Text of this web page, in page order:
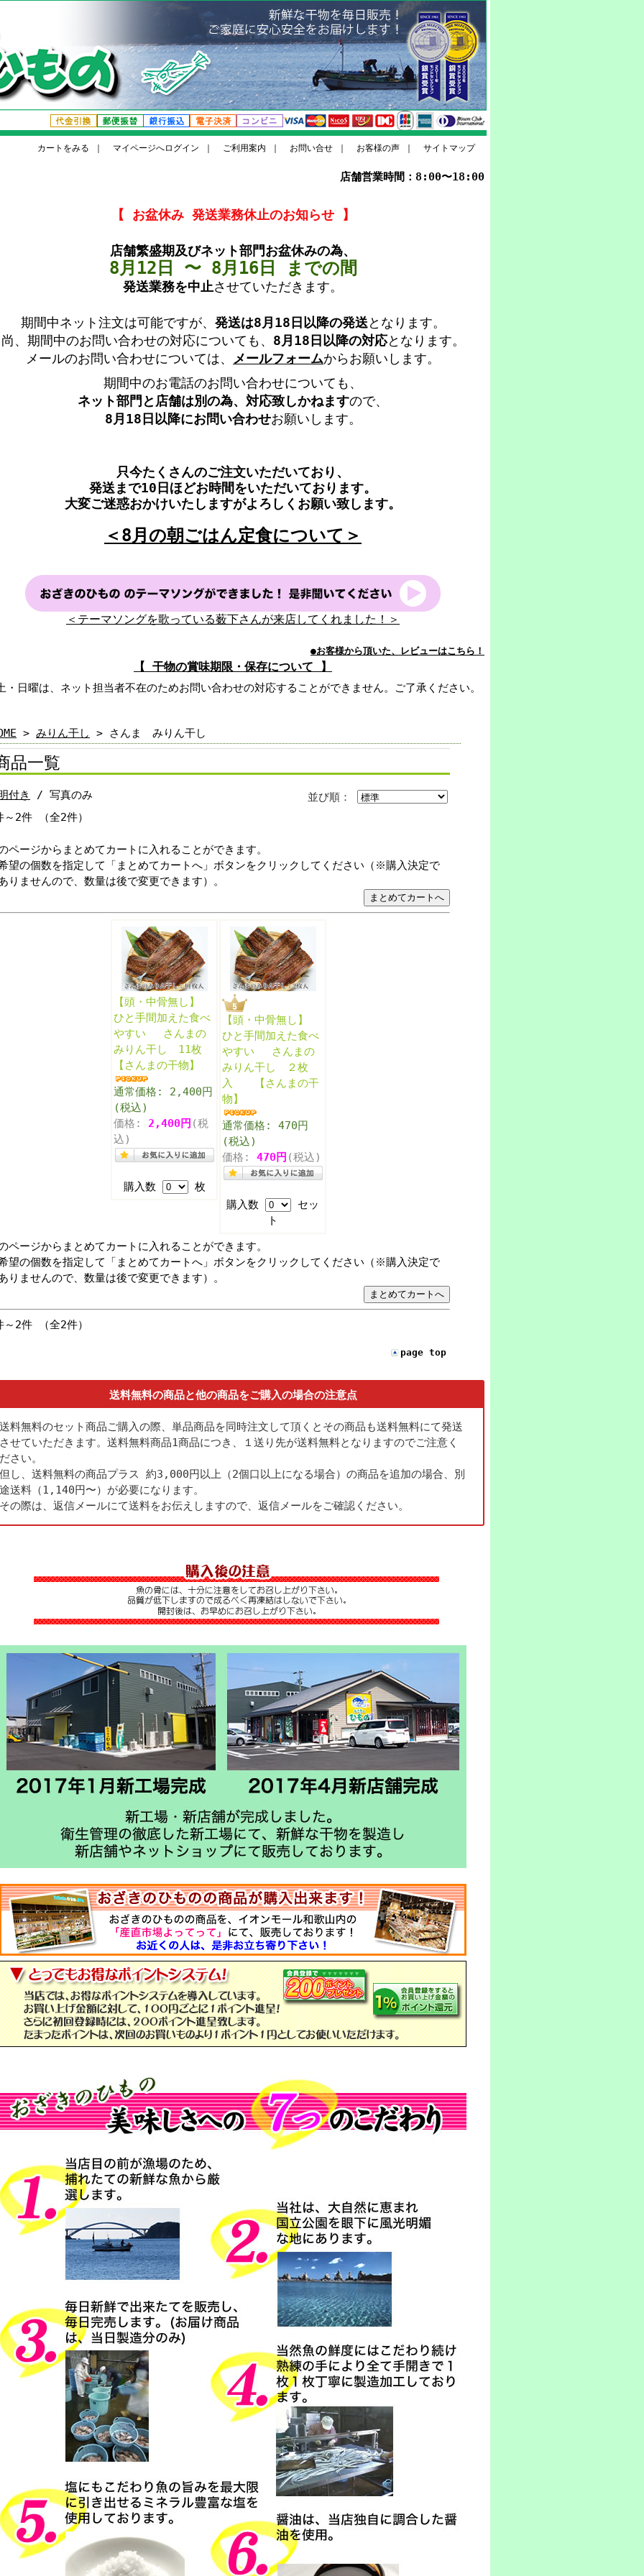
カートをみる マイページへログイン ご利用案内 お問い合せ お客様の声 サイトマップ
店舗営業時間：8:00〜18:00
【 お盆休み 発送業務休止のお知らせ 】
店舗繁盛期及びネット部門お盆休みの為、
8月12日 〜 8月16日 までの間
発送業務を中止させていただきます。
期間中ネット注文は可能ですが、 発送は8月18日以降の発送となります。
尚、期間中のお問い合わせの対応についても、 8月18日以降の対応となります。
メールのお問い合わせについては、
メールフォームからお願いします。
期間中のお電話のお問い合わせについても、
ネット部門と店舗は別の為、 対応致しかねますので、
8月18日以降にお問い合わせお願いします。
只今たくさんのご注文いただいており、
発送まで10日ほどお時間をいただいております。
大変ご迷惑おかけいたしますがよろしくお願い致します。
＜8月の朝ごはん定食について＞
＜テーマソングを歌っている薮下さんが来店してくれました！＞
●お客様から頂いた、レビューはこちら！
【 干物の賞味期限・保存について 】
日曜は、ネット担当者不在のためお問い合わせの対応することができません。ご了承ください。
> みりん干し > さんま みりん干し
品一覧
並び順：
付き
/ 写真のみ
～2件 （全2件）
ページからまとめてカートに入れることができます。
望の個数を指定して「まとめてカートへ」ボタンをクリックしてください（※購入決定で
りませんので、数量は後で変更できます）。
【頭・中骨無し】
ひと手間加えた食べ
やすい さんまの
みりん干し 11枚
【さんまの干物】
通常価格: 2,400円
(税込)
価格: 2,400円 (税
込)
購入数 枚
【頭・中骨無し】
ひと手間加えた食べ
やすい さんまの
みりん干し ２枚
入 【さんまの干
物】
通常価格: 470円
(税込)
価格: 470円 (税込)
購入数
セッ
ト
ページからまとめてカートに入れることができます。
望の個数を指定して「まとめてカートへ」ボタンをクリックしてください（※購入決定で
りませんので、数量は後で変更できます）。
～2件 （全2件）
page top
送料無料の商品と他の商品をご購入の場合の注意点
料無料のセット商品ご購入の際、単品商品を同時注文して頂くとその商品も送料無料にて発送
せていただきます。送料無料商品1商品につき、１送り先が送料無料となりますのでご注意く
さい。
し、送料無料の商品プラス 約3,000円以上（2個口以上になる場合）の商品を追加の場合、別
送料（1,140円〜）が必要になります。
の際は、返信メールにて送料をお伝えしますので、返信メールをご確認ください。